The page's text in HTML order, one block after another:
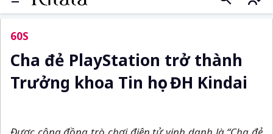
60S
Cha đẻ PlayStation trở thành
Trưởng khoa Tin học ĐH Kindai